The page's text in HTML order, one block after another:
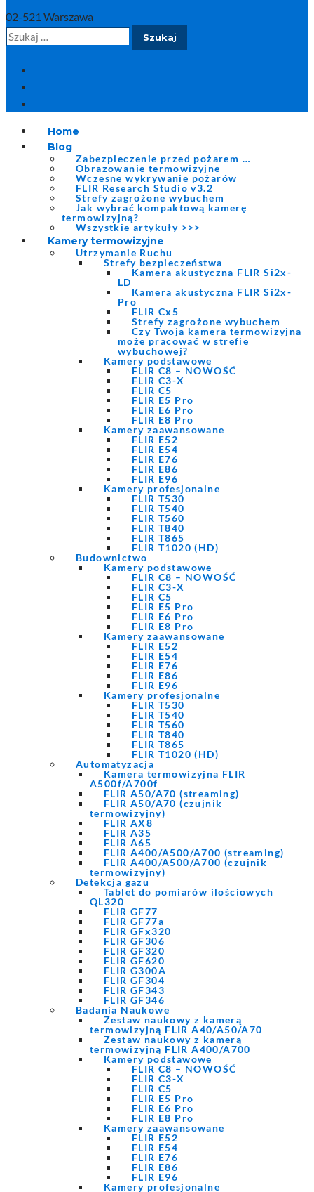
02-521 Warszawa
Szukaj:
Home
Blog
Zabezpieczenie przed pożarem …
Obrazowanie termowizyjne
Wczesne wykrywanie pożarów
FLIR Research Studio v3.2
Strefy zagrożone wybuchem
Jak wybrać kompaktową kamerę
termowizyjną?
Wszystkie artykuły >>>
Kamery termowizyjne
Utrzymanie Ruchu
Strefy bezpieczeństwa
Kamera akustyczna FLIR Si2x-
LD
Kamera akustyczna FLIR Si2x-
Pro
FLIR Cx5
Strefy zagrożone wybuchem
Czy Twoja kamera termowizyjna
może pracować w strefie
wybuchowej?
Kamery podstawowe
FLIR C8 – NOWOŚĆ
FLIR C3-X
FLIR C5
FLIR E5 Pro
FLIR E6 Pro
FLIR E8 Pro
Kamery zaawansowane
FLIR E52
FLIR E54
FLIR E76
FLIR E86
FLIR E96
Kamery profesjonalne
FLIR T530
FLIR T540
FLIR T560
FLIR T840
FLIR T865
FLIR T1020 (HD)
Budownictwo
Kamery podstawowe
FLIR C8 – NOWOŚĆ
FLIR C3-X
FLIR C5
FLIR E5 Pro
FLIR E6 Pro
FLIR E8 Pro
Kamery zaawansowane
FLIR E52
FLIR E54
FLIR E76
FLIR E86
FLIR E96
Kamery profesjonalne
FLIR T530
FLIR T540
FLIR T560
FLIR T840
FLIR T865
FLIR T1020 (HD)
Automatyzacja
Kamera termowizyjna FLIR
A500f/A700f
FLIR A50/A70 (streaming)
FLIR A50/A70 (czujnik
termowizyjny)
FLIR AX8
FLIR A35
FLIR A65
FLIR A400/A500/A700 (streaming)
FLIR A400/A500/A700 (czujnik
termowizyjny)
Detekcja gazu
Tablet do pomiarów ilościowych
QL320
FLIR GF77
FLIR GF77a
FLIR GFx320
FLIR GF306
FLIR GF320
FLIR GF620
FLIR G300A
FLIR GF304
FLIR GF343
FLIR GF346
Badania Naukowe
Zestaw naukowy z kamerą
termowizyjną FLIR A40/A50/A70
Zestaw naukowy z kamerą
termowizyjną FLIR A400/A700
Kamery podstawowe
FLIR C8 – NOWOŚĆ
FLIR C3-X
FLIR C5
FLIR E5 Pro
FLIR E6 Pro
FLIR E8 Pro
Kamery zaawansowane
FLIR E52
FLIR E54
FLIR E76
FLIR E86
FLIR E96
Kamery profesjonalne